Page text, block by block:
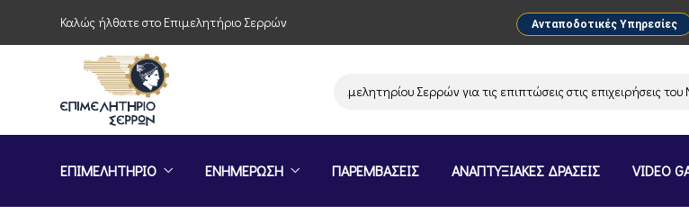
Καλώς ήλθατε στο Επιμελητήριο Σερρών Ανταποδοτικές Υπηρεσίες
Παρέμβαση του Επιμελητηρίου Σερρών για τις επιπτώσεις στις επιχειρήσεις
ΕΠΙΜΕΛΗΤΗΡΙΟ ΕΝΗΜΕΡΩΣΗ ΠΑΡΕΜΒΑΣΕΙΣ ΑΝΑΠΤΥΞΙΑΚΕΣ ΔΡΑΣΕΙΣ VIDEO